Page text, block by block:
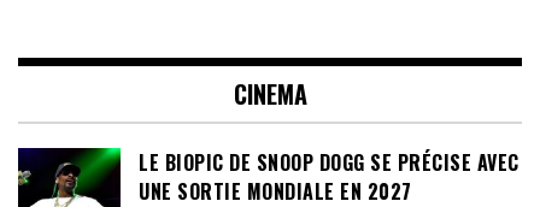
CINEMA
LE BIOPIC DE SNOOP DOGG SE PRÉCISE AVEC
UNE SORTIE MONDIALE EN 2027